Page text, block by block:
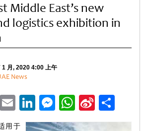
Middle East’s new
logistics exhibition in
1 月, 2020 4:00 上午
News
Pinterest
EmailLinkedIn
Messenger
WhatsApp
Sina
Weibo
享
用于